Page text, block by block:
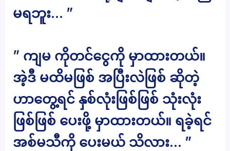
မရဘူး… ”
” ကျမ ကိုတင်ငွေကို မှာထားတယ်။
အဲ့ဒီ မထိမဖြစ် အပြီးလဲဖြစ် ဆိုတဲ့
ဟာတွေ့ရင် နှစ်လုံးဖြစ်ဖြစ် သုံးလုံး
ဖြစ်ဖြစ် ပေးဖို့ မှာထားတယ်။ ရခဲ့ရင်
အစ်မသီကို ပေးမယ် သိလား… ”